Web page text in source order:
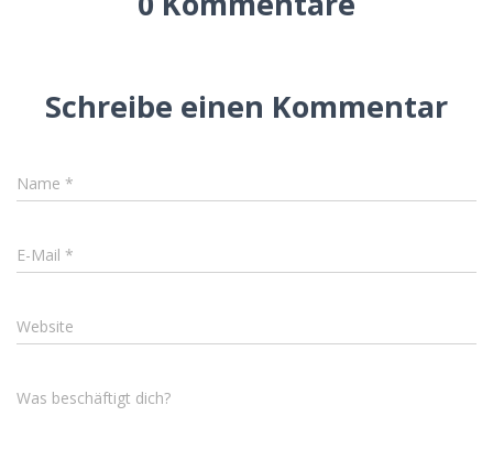
Schreibe einen Kommentar
Name *
E-Mail *
Website
Was beschäftigt dich?